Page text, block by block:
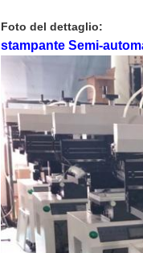
Foto del dettaglio:
stampante Semi-